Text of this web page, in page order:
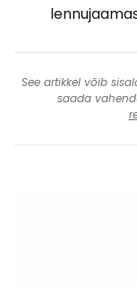
See artikkel võib
saada